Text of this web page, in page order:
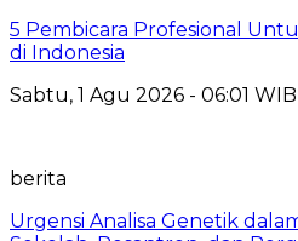
5 Pembicara Profesional
di Indonesia
Sabtu, 1 Agu 2026 - 06:01 WIB
berita
Urgensi Analisa Genetik